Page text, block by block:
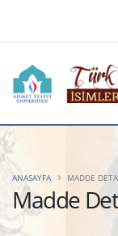
Madde
ANASAYFA MADDE